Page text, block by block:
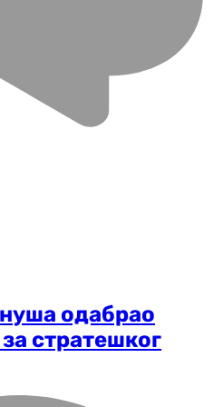
одабрао
стратешког